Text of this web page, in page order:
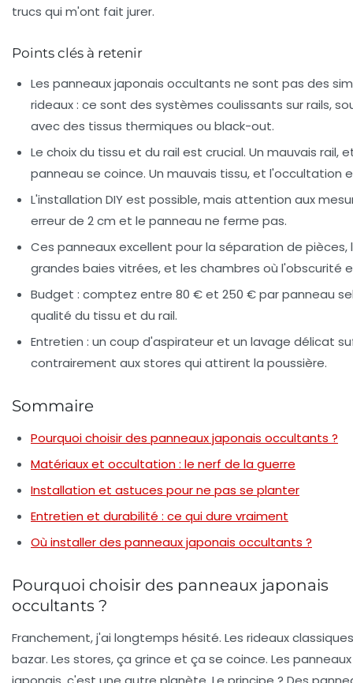
trucs qui m'ont fait jurer.
Points clés à retenir
Les panneaux japonais occultants ne sont pas des
rideaux : ce sont des systèmes coulissants sur rails,
avec des tissus thermiques ou black-out.
Le choix du tissu et du rail est crucial. Un mauvais rail,
panneau se coince. Un mauvais tissu, et l'occultation
L'installation DIY est possible, mais attention aux
erreur de 2 cm et le panneau ne ferme pas.
Ces panneaux excellent pour la séparation de pièces,
grandes baies vitrées, et les chambres où l'obscurité
Budget : comptez entre 80 € et 250 € par panneau
qualité du tissu et du rail.
Entretien : un coup d'aspirateur et un lavage délicat
contrairement aux stores qui attirent la poussière.
Sommaire
Pourquoi choisir des panneaux japonais occultants ?
Matériaux et occultation : le nerf de la guerre
Installation et astuces pour ne pas se planter
Entretien et durabilité : ce qui dure vraiment
Où installer des panneaux japonais occultants ?
Pourquoi choisir des panneaux japonais
occultants ?
Franchement, j'ai longtemps hésité. Les rideaux
bazar. Les stores, ça grince et ça se coince. Les panneaux